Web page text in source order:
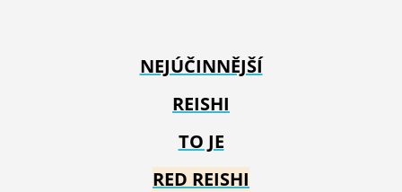
NEJÚČINNĚJŠÍ
REISHI
TO JE
RED REISHI